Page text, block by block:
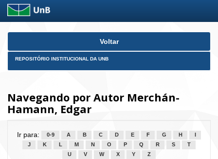
Skip
Voltar
REPOSITÓRIO INSTITUCIONAL DA UNB
Navegando por Autor Merchán-
Hamann, Edgar
Ir para: 0-9 A B C D E F G H
J
K L M N O P Q R S
T
U
V W X Y Z